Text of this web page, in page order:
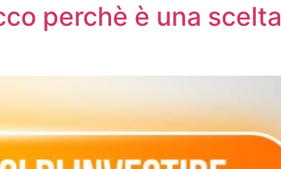
perchè è una scelta